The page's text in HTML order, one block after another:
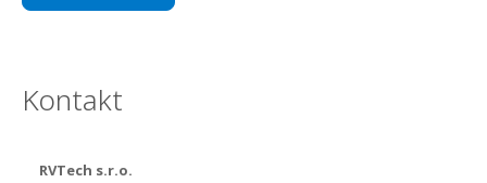
Kontakt
RVTech s.r.o.